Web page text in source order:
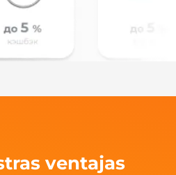
ventajas